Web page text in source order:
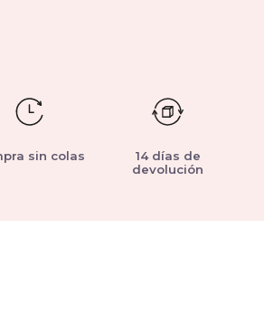
sin colas
14 días de
devolución